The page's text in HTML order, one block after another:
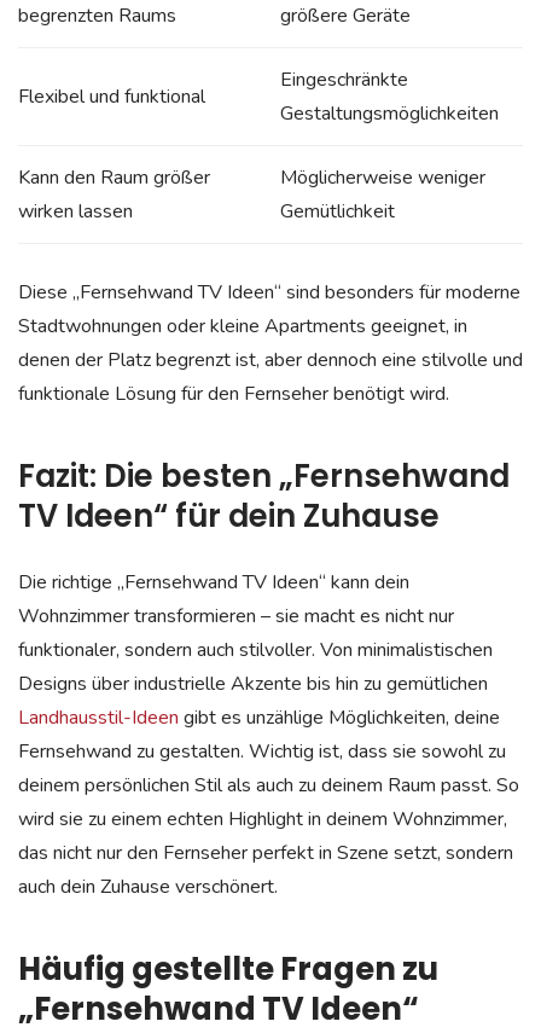
begrenzten Raums
größere Geräte
Flexibel und funktional
Eingeschränkte
Gestaltungsmöglichkeiten
Kann den Raum größer
wirken lassen
Möglicherweise weniger
Gemütlichkeit
Diese „Fernsehwand TV Ideen“ sind besonders für moderne
Stadtwohnungen oder kleine Apartments geeignet, in
denen der Platz begrenzt ist, aber dennoch eine stilvolle und
funktionale Lösung für den Fernseher benötigt wird.
Fazit: Die besten „Fernsehwand
TV Ideen“ für dein Zuhause
Die richtige „Fernsehwand TV Ideen“ kann dein
Wohnzimmer transformieren – sie macht es nicht nur
funktionaler, sondern auch stilvoller. Von minimalistischen
Designs über industrielle Akzente bis hin zu gemütlichen
Landhausstil-Ideen gibt es unzählige Möglichkeiten, deine
Fernsehwand zu gestalten. Wichtig ist, dass sie sowohl zu
deinem persönlichen Stil als auch zu deinem Raum passt. So
wird sie zu einem echten Highlight in deinem Wohnzimmer,
das nicht nur den Fernseher perfekt in Szene setzt, sondern
auch dein Zuhause verschönert.
Häufig gestellte Fragen zu
„Fernsehwand TV Ideen“